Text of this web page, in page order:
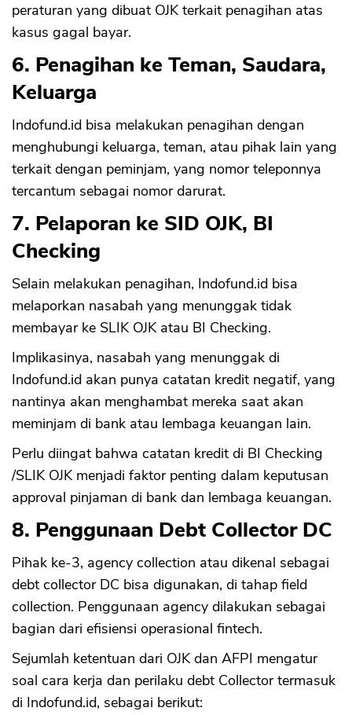
peraturan yang dibuat OJK terkait penagihan atas
kasus gagal bayar.
6. Penagihan ke Teman, Saudara,
Keluarga
Indofund.id bisa melakukan penagihan dengan
menghubungi keluarga, teman, atau pihak lain yang
terkait dengan peminjam, yang nomor teleponnya
tercantum sebagai nomor darurat.
7. Pelaporan ke SID OJK, BI
Checking
Selain melakukan penagihan, Indofund.id bisa
melaporkan nasabah yang menunggak tidak
membayar ke SLIK OJK atau BI Checking.
Implikasinya, nasabah yang menunggak di
Indofund.id akan punya catatan kredit negatif, yang
nantinya akan menghambat mereka saat akan
meminjam di bank atau lembaga keuangan lain.
Perlu diingat bahwa catatan kredit di BI Checking
/SLIK OJK menjadi faktor penting dalam keputusan
approval pinjaman di bank dan lembaga keuangan.
8. Penggunaan Debt Collector DC
Pihak ke-3, agency collection atau dikenal sebagai
debt collector DC bisa digunakan, di tahap field
collection. Penggunaan agency dilakukan sebagai
bagian dari efisiensi operasional fintech.
Sejumlah ketentuan dari OJK dan AFPI mengatur
soal cara kerja dan perilaku debt Collector termasuk
di Indofund.id, sebagai berikut: